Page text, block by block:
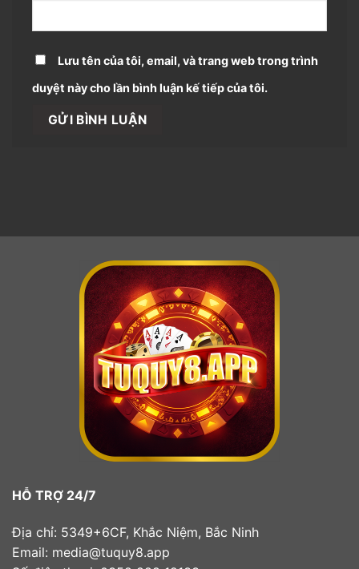
Lưu tên của tôi, email, và trang web trong trình
duyệt này cho lần bình luận kế tiếp của tôi.
HỖ TRỢ 24/7
Địa chỉ: 5349+6CF, Khắc Niệm, Bắc Ninh
Email: media@tuquy8.app